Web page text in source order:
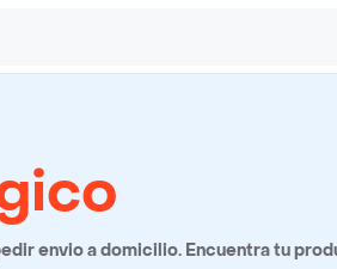
envio a domicilio. Encuentra tu